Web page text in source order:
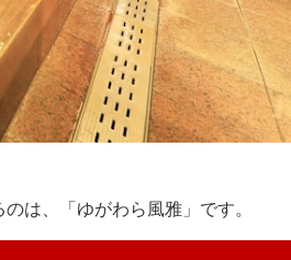
は、「ゆがわら風雅」です。